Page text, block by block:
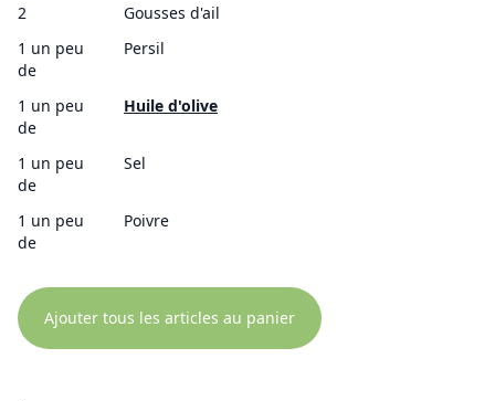
2
Gousses d'ail
1 un peu
de
Persil
1 un peu
de
Huile d'olive
1 un peu
de
Sel
1 un peu
de
Poivre
Ajouter tous les articles au panier